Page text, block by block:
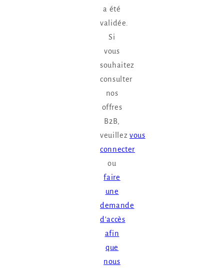
a été
validée.
Si
vous
souhaitez
consulter
nos
offres
B2B,
veuillez vous
connecter
ou
faire
une
demande
d'accès
afin
que
nous